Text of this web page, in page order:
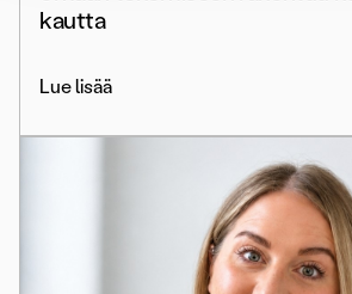
kautta
Lue lisää